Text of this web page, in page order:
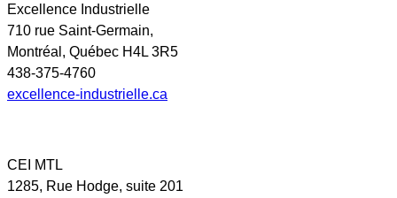
Excellence Industrielle
710 rue Saint-Germain,
Montréal, Québec H4L 3R5
438-375-4760
excellence-industrielle.ca
CEI MTL
1285, Rue Hodge, suite 201